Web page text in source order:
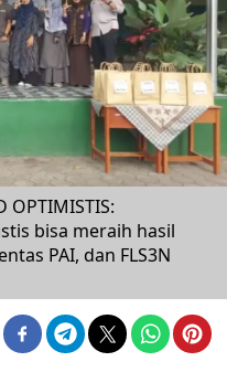
OPTIMISTIS:
bisa meraih hasil
PAI, dan FLS3N